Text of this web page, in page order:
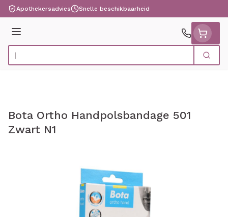
Ga naar de inhoud
Apothekersadvies Snelle beschikbaarheid
Menu
Product, merk, categorie... Zoek
Bota Ortho Handpolsbandage 501
Zwart N1